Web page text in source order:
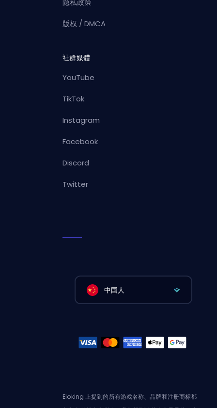
隐私政策
版权 / DMCA
社群媒體
YouTube
TikTok
Instagram
Facebook
Discord
Twitter
中国人
Eloking 上提到的所有游戏名称、品牌和注册商标都